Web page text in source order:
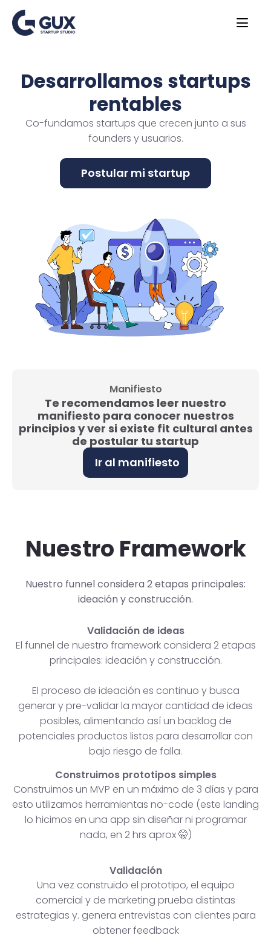
Desarrollamos startups
rentables
Co-fundamos startups que crecen junto a sus
founders y usuarios.
Manifiesto
Te recomendamos leer nuestro
manifiesto para conocer nuestros
principios y ver si existe fit cultural antes
de postular tu startup
Ir al manifiesto
Nuestro Framework
Nuestro funnel considera 2 etapas principales:
ideación y construcción.
Validación de ideas
El funnel de nuestro framework considera 2 etapas
principales: ideación y construcción.
El proceso de ideación es continuo y busca
generar y pre-validar la mayor cantidad de ideas
posibles, alimentando así un backlog de
potenciales productos listos para desarrollar con
bajo riesgo de falla.
Construimos prototipos simples
Construimos un MVP en un máximo de 3 días y para
esto utilizamos herramientas no-code (este landing
lo hicimos en una app sin diseñar ni programar
nada, en 2 hrs aprox 🤫)
Validación
Una vez construido el prototipo, el equipo
comercial y de marketing prueba distintas
estrategias y. genera entrevistas con clientes para
obtener feedback